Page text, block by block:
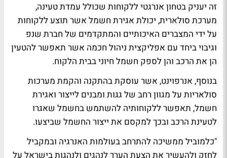
זה יעניק בטחון אנרגטי ללקוחות שכולל עמדת טעינה,
מערכת סולארית, יכולת אגירת חשמל אשר תוצע ללקוחות
על ידי המצברים האיכותיים והמתקדמים של חברת שנפ
וגיבוי ביחד עם אפליקצית ניהול חכמה אשר תאפשר להטעין
הן את הרכב והן לספק חשמל חיוני בבית הלקוח.
בנוסף, אנרפוינט, אשר עוסקת בהתקנה והקמת מערכות
סולאריות על מגוון רחב של גגות ומבנים לייצור ואגירת
חשמל, תאפשר ללקוחותיה להשתמש בחשמל שאגרו
לטעינת הרכב ובכך למקסם את ייצור החשמל שביצעו.
"כלמוביל ממשיכה להתרחב בעולמות האנרגיה ובמקביל
לחזק ולהעשיר את הצעת הערך לנהגים ולנהגות בישראל על